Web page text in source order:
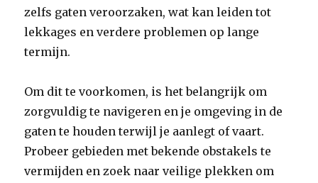
zelfs gaten veroorzaken, wat kan leiden tot
lekkages en verdere problemen op lange
termijn.
Om dit te voorkomen, is het belangrijk om
zorgvuldig te navigeren en je omgeving in de
gaten te houden terwijl je aanlegt of vaart.
Probeer gebieden met bekende obstakels te
vermijden en zoek naar veilige plekken om